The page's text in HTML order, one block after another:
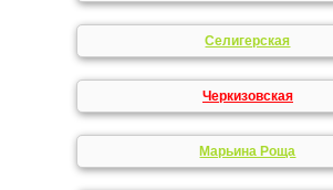
Селигерская
Черкизовская
Марьина Роща